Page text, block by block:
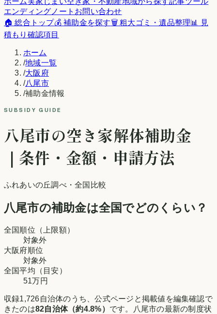
エンディングノート お問い合わせ
🏠 総合トップ💰 補助金を探す🗑️ 粗大ゴミ・遺品整理📊 見
積もり確認項目
ホーム
/地域一覧
/大阪府
/八尾市
/補助金情報
SUBSIDY GUIDE
八尾市の空き家解体補助金
｜条件・金額・申請方法
ふれあいの丘調べ・全国比較
八尾市の補助金は全国でどのくらい？
全国順位（上限額）
対象外
大阪府順位
対象外
全国平均（目安）
51万円
収録1,726自治体のうち、公式ページと掲載値を編集確認で
きたのは82自治体（約4.8%） です。 八尾市の最新の制度状